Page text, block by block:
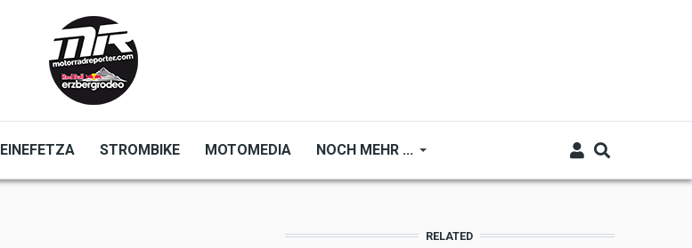
EINEFETZA STROMBIKE MOTOMEDIA NOCH MEHR ...
RELATED